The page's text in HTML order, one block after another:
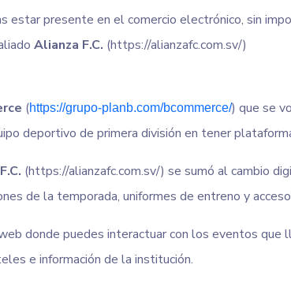
estar presente en el comercio electrónico, sin
Alianza F.C. (https://alianzafc.com.sv/)
(https://grupo-planb.com/bcommerce/) que se
deportivo de primera división en tener
(https://alianzafc.com.sv/) se sumó al cambio
de la temporada, uniformes de entreno y
donde puedes interactuar con los eventos que
e información de la institución.